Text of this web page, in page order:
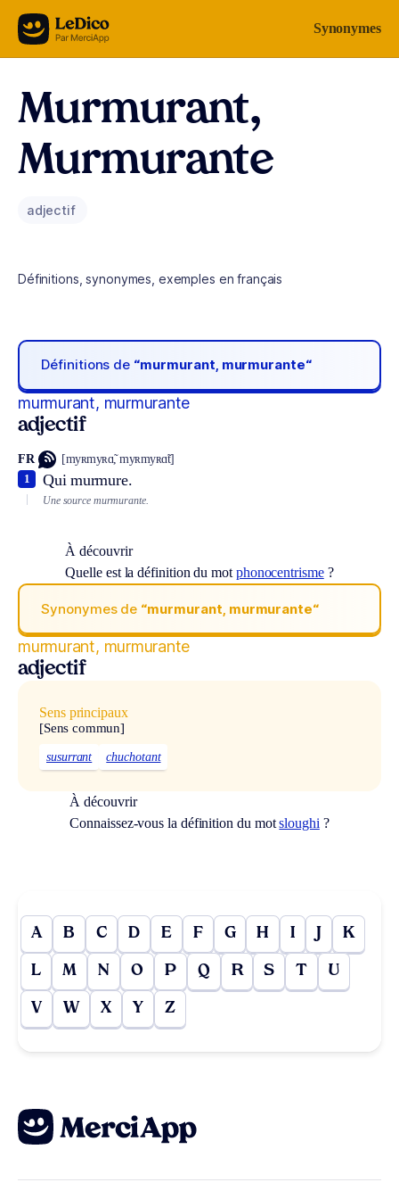
Aller au contenu Synonymes
Murmurant,
Murmurante
adjectif
Définitions, synonymes, exemples en français
Définitions de “murmurant, murmurante“
murmurant, murmurante
adjectif
FR [myʀmyʀɑ̃, myʀmyʀɑ̃t]
Qui murmure.
1
Une source murmurante.
À découvrir
Quelle est la définition du mot phonocentrisme?
Synonymes de “murmurant, murmurante“
murmurant, murmurante
adjectif
Sens principaux
[Sens commun]
susurrant chuchotant
À découvrir
Connaissez-vous la définition du motsloughi ?
A B C D E F G H I J K
L M N O P Q R S T U
V W X Y Z